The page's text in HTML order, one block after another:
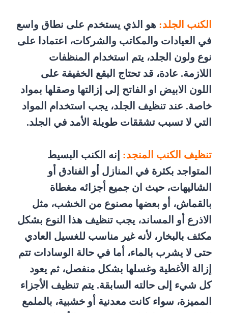
الكنب الجلد: هو الذي يستخدم على نطاق واسع
في العيادات والمكاتب والشركات، اعتمادا على
نوع ولون الجلد، يتم استخدام المنظفات
اللازمة. عادة، قد تحتاج البقع الخفيفة على
اللون الابيض او الفاتح إلى إزالتها وصقلها بمواد
خاصة. عند تنظيف الجلد، يجب استخدام المواد
التي لا تسبب تشققات طويلة الأمد في الجلد.
تنظيف الكنب المنجد: إنه الكنب البسيط
المتواجد بكثرة في المنازل أو الفنادق أو
الشاليهات، حيث ان جميع أجزائه مغطاة
بالقماش، أو بعضها مصنوع من الخشب، مثل
الاذرع أو المساند، يجب تنظيف هذا النوع بشكل
مكثف بالبخار، لأنه غير مناسب للغسيل العادي
حتى لا يشرب بالماء، أما في حالة الوسادات تتم
إزالة الأغطية وغسلها بشكل منفصل، ثم يعود
كل شيء إلى حالته السابقة. يتم تنظيف الأجزاء
المميزة، سواء كانت معدنية أو خشبية، بالملمع